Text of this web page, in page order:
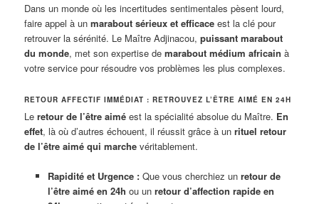
Dans un monde où les incertitudes sentimentales pèsent lourd,
faire appel à unmarabout sérieux et efficace est la clé pour
retrouver la sérénité. Le Maître Adjinacou,puissant marabout
du monde, met son expertise demarabout médium africain à
votre service pour résoudre vos problèmes les plus complexes.
RETOUR AFFECTIF IMMÉDIAT : RETROUVEZ L’ÊTRE AIMÉ EN 24H
Leretour de l’être aimé est la spécialité absolue du Maître. En
effet, là où d’autres échouent, il réussit grâce à unrituel retour
de l’être aimé qui marche véritablement.
Rapidité et Urgence :Que vous cherchiez un retour de
l’être aimé en 24h ou un retour d’affection rapide en